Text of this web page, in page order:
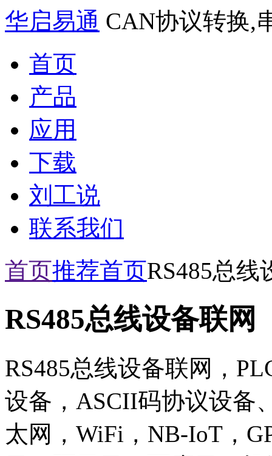
华启易通 CAN协议转换,
首页
产品
应用
下载
刘工说
联系我们
首页推荐首页RS485总线
RS485总线设备联网
RS485总线设备联网，
设备，ASCII码协议设备
太网，WiFi，NB-IoT，